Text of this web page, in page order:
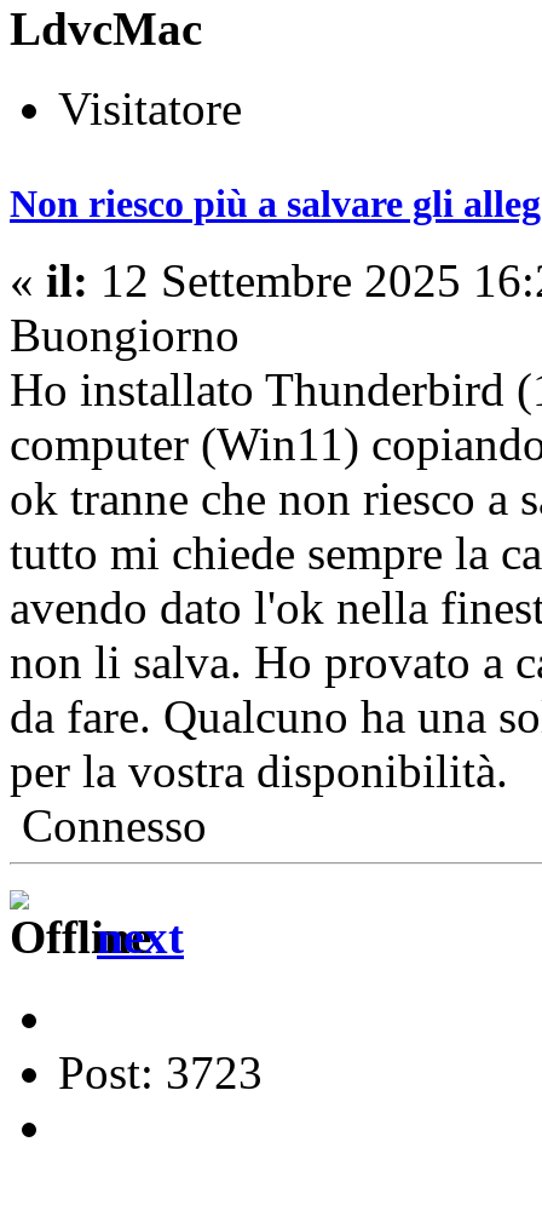
LdvcMac
Visitatore
Non riesco più a salvare gli
« il: 12 Settembre 2025
Buongiorno
Ho installato Thunderbird
computer (Win11)
ok tranne che non riesco a
tutto mi chiede sempre la
avendo dato l'ok nella
non li salva. Ho provato a
da fare. Qualcuno ha una
per la vostra disponibilità.
Connesso
next
Post: 3723